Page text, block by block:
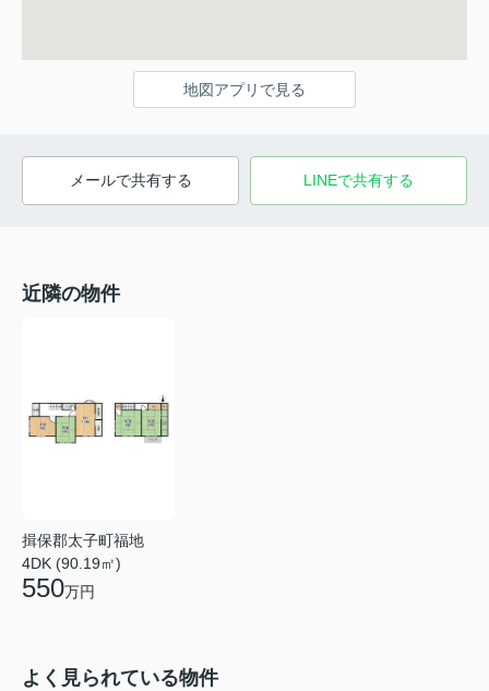
地図アプリで見る
メールで共有する LINEで共有する
近隣の物件
揖保郡太子町福地
4DK (90.19㎡)
550万円
よく見られている物件